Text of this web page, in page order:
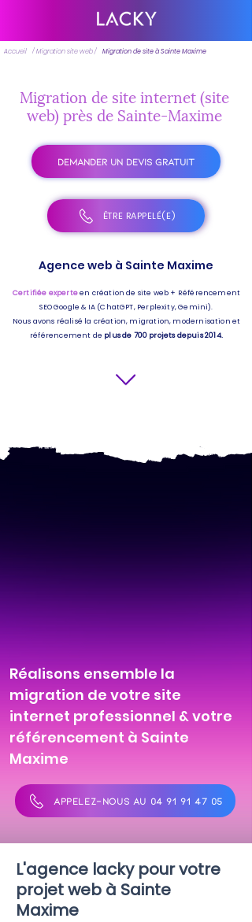
Accueil / Migration site web / Migration de site à Sainte Maxime
Migration de site internet (site
web) près de Sainte-Maxime
DEMANDER UN DEVIS GRATUIT
ÊTRE RAPPELÉ(E)
Agence web à Sainte Maxime
Certifiée experteen création de site web + Référencement
SEO Google & IA (ChatGPT, Perplexity, Gemini).
Nous avons réalisé la création, migration, modernisation et
référencement de plus de 700 projets depuis 2014.
Réalisons ensemble la
migration de votre site
internet professionnel & votre
référencement à Sainte
Maxime
APPELEZ-NOUS AU 04 91 91 47 05
L'agence lacky pour votre
projet web à Sainte
Maxime